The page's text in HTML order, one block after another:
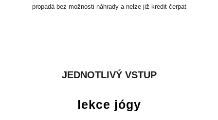
propadá bez možnosti náhrady a nelze již kredit čerpat
JEDNOTLIVÝ VSTUP
lekce jógy